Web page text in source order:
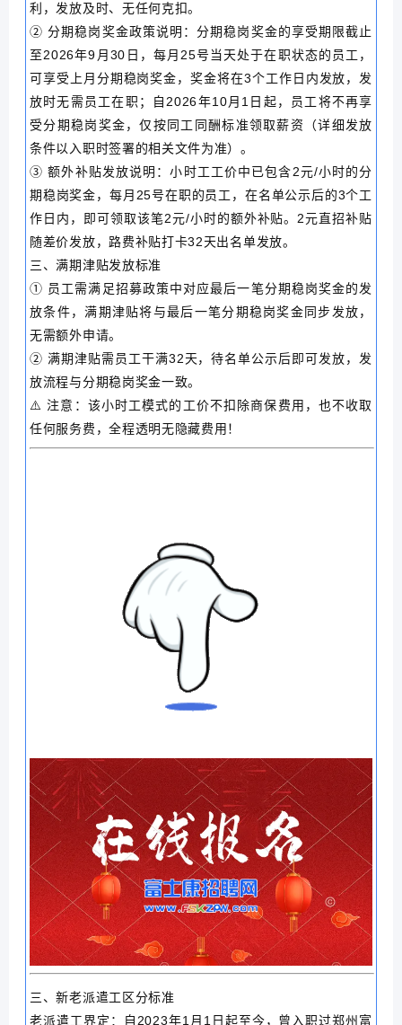
利，发放及时、无任何克扣。
② 分期稳岗奖金政策说明：分期稳岗奖金的享受期限截止
至2026年9月30日，每月25号当天处于在职状态的员工，
可享受上月分期稳岗奖金，奖金将在3个工作日内发放，发
放时无需员工在职；自2026年10月1日起，员工将不再享
受分期稳岗奖金，仅按同工同酬标准领取薪资（详细发放
条件以入职时签署的相关文件为准）。
③ 额外补贴发放说明：小时工工价中已包含2元/小时的分
期稳岗奖金，每月25号在职的员工，在名单公示后的3个工
作日内，即可领取该笔2元/小时的额外补贴。2元直招补贴
随差价发放，路费补贴打卡32天出名单发放。
三、满期津贴发放标准
① 员工需满足招募政策中对应最后一笔分期稳岗奖金的发
放条件，满期津贴将与最后一笔分期稳岗奖金同步发放，
无需额外申请。
② 满期津贴需员工干满32天，待名单公示后即可发放，发
放流程与分期稳岗奖金一致。
⚠️ 注意：该小时工模式的工价不扣除商保费用，也不收取
任何服务费，全程透明无隐藏费用！
三、新老派遣工区分标准
老派遣工界定：自2023年1月1日起至今，曾入职过郑州富